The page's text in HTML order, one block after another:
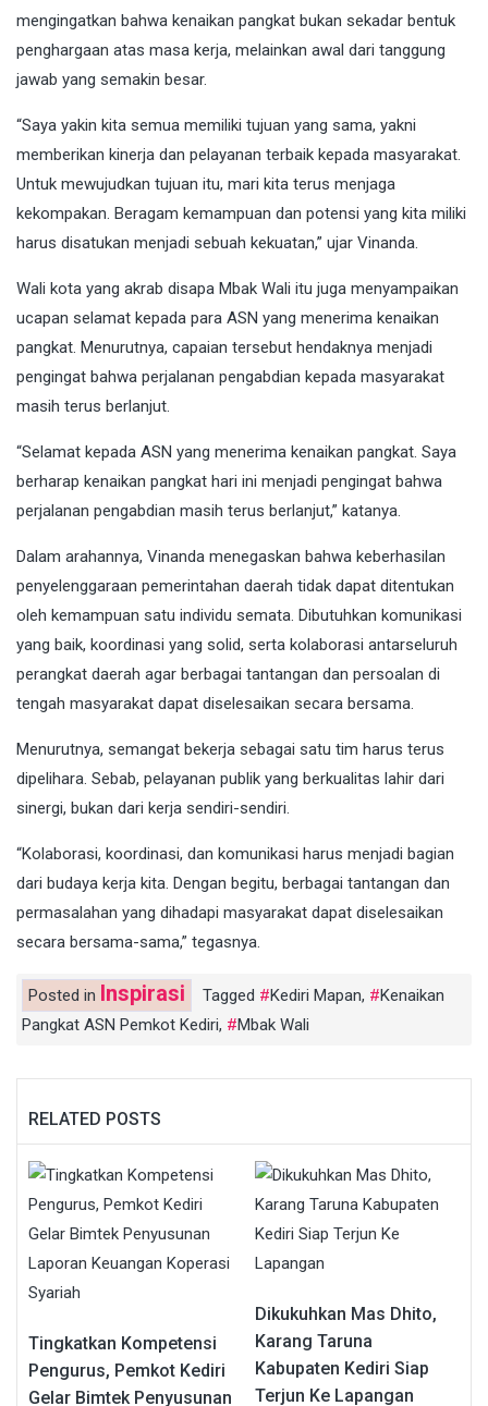
mengingatkan bahwa kenaikan pangkat bukan sekadar bentuk
penghargaan atas masa kerja, melainkan awal dari tanggung
jawab yang semakin besar.
“Saya yakin kita semua memiliki tujuan yang sama, yakni
memberikan kinerja dan pelayanan terbaik kepada masyarakat.
Untuk mewujudkan tujuan itu, mari kita terus menjaga
kekompakan. Beragam kemampuan dan potensi yang kita miliki
harus disatukan menjadi sebuah kekuatan,” ujar Vinanda.
Wali kota yang akrab disapa Mbak Wali itu juga menyampaikan
ucapan selamat kepada para ASN yang menerima kenaikan
pangkat. Menurutnya, capaian tersebut hendaknya menjadi
pengingat bahwa perjalanan pengabdian kepada masyarakat
masih terus berlanjut.
“Selamat kepada ASN yang menerima kenaikan pangkat. Saya
berharap kenaikan pangkat hari ini menjadi pengingat bahwa
perjalanan pengabdian masih terus berlanjut,” katanya.
Dalam arahannya, Vinanda menegaskan bahwa keberhasilan
penyelenggaraan pemerintahan daerah tidak dapat ditentukan
oleh kemampuan satu individu semata. Dibutuhkan komunikasi
yang baik, koordinasi yang solid, serta kolaborasi antarseluruh
perangkat daerah agar berbagai tantangan dan persoalan di
tengah masyarakat dapat diselesaikan secara bersama.
Menurutnya, semangat bekerja sebagai satu tim harus terus
dipelihara. Sebab, pelayanan publik yang berkualitas lahir dari
sinergi, bukan dari kerja sendiri-sendiri.
“Kolaborasi, koordinasi, dan komunikasi harus menjadi bagian
dari budaya kerja kita. Dengan begitu, berbagai tantangan dan
permasalahan yang dihadapi masyarakat dapat diselesaikan
secara bersama-sama,” tegasnya.
Posted in Inspirasi Tagged Kediri Mapan,
Kenaikan
Pangkat ASN Pemkot Kediri, Mbak Wali
RELATED POSTS
Tingkatkan Kompetensi
Pengurus, Pemkot Kediri
Gelar Bimtek Penyusunan
Dikukuhkan Mas Dhito,
Karang Taruna
Kabupaten Kediri Siap
Terjun Ke Lapangan